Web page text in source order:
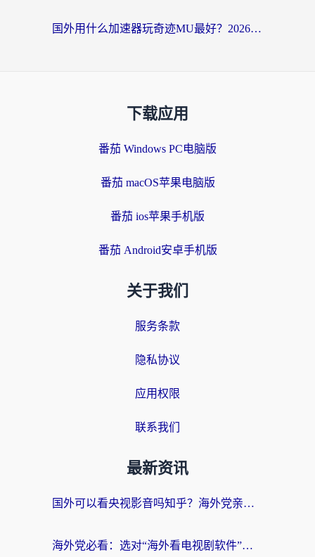
国外用什么加速器玩奇迹MU最好？2026海外玩家国服游戏加速全攻略
下载应用
番茄 Windows PC电脑版
番茄 macOS苹果电脑版
番茄 ios苹果手机版
番茄 Android安卓手机版
关于我们
服务条款
隐私协议
应用权限
联系我们
最新资讯
国外可以看央视影音吗知乎？海外党亲测有效的回国加速方案
海外党必看：选对“海外看电视剧软件”，再也不用愁国内剧刷不了